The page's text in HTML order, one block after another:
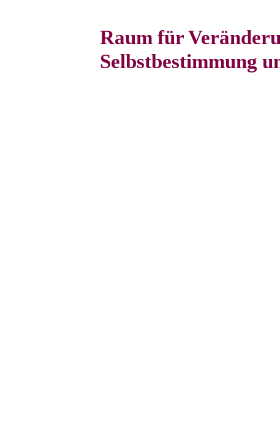
Raum für
Selbstbestimmung